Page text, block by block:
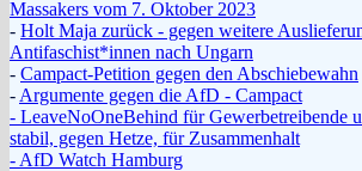
Massakers vom 7. Oktober 2023
- Holt Maja zurück - gegen weitere
Antifaschist*innen nach Ungarn
- Campact-Petition gegen den Abschiebewahn
- Argumente gegen die AfD - Campact
- LeaveNoOneBehind für Gewerbetreibende
stabil, gegen Hetze, für Zusammenhalt
- AfD Watch Hamburg